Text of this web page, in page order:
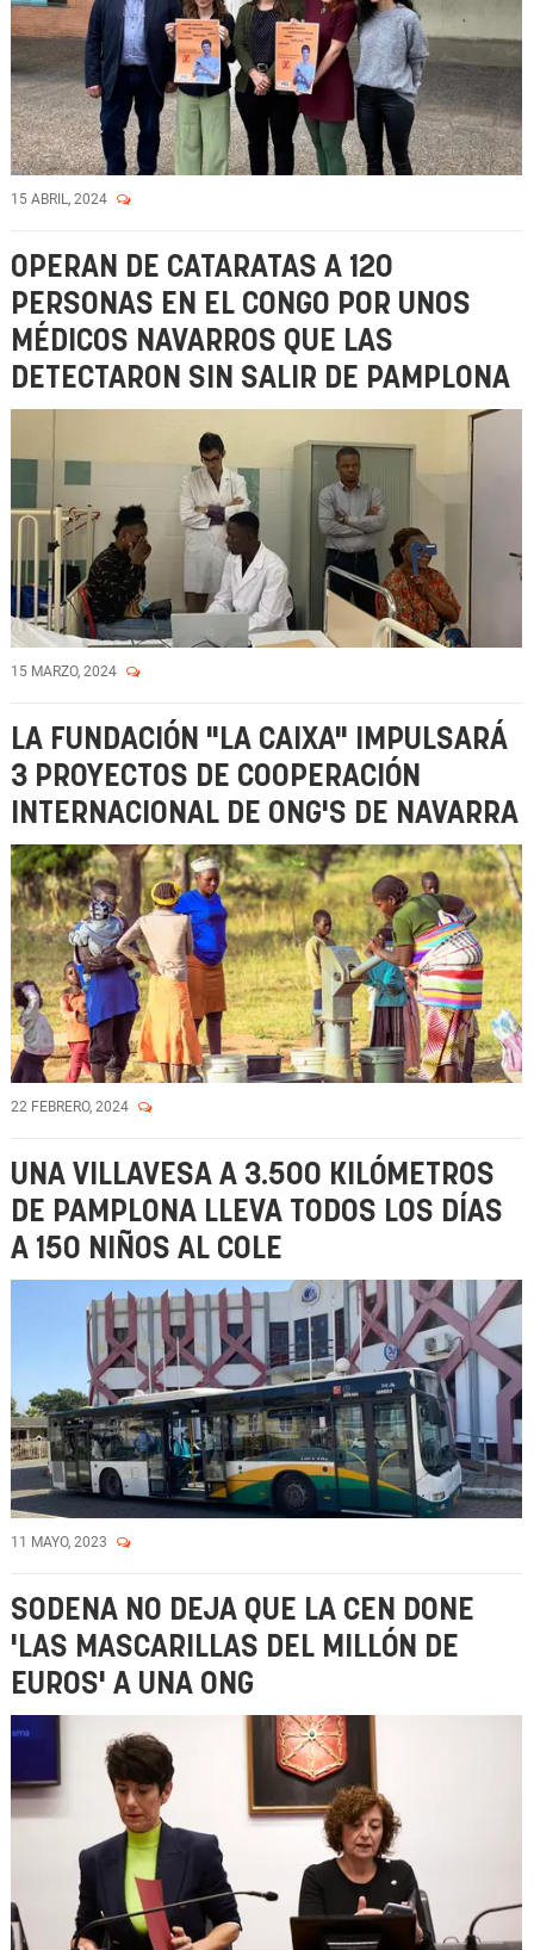
15 ABRIL, 2024
OPERAN DE CATARATAS A 120
PERSONAS EN EL CONGO POR UNOS
MÉDICOS NAVARROS QUE LAS
DETECTARON SIN SALIR DE PAMPLONA
15 MARZO, 2024
LA FUNDACIÓN "LA CAIXA" IMPULSARÁ
3 PROYECTOS DE COOPERACIÓN
INTERNACIONAL DE ONG'S DE NAVARRA
22 FEBRERO, 2024
UNA VILLAVESA A 3.500 KILÓMETROS
DE PAMPLONA LLEVA TODOS LOS DÍAS
A 150 NIÑOS AL COLE
11 MAYO, 2023
SODENA NO DEJA QUE LA CEN DONE
'LAS MASCARILLAS DEL MILLÓN DE
EUROS' A UNA ONG